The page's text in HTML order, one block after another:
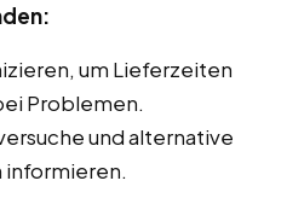
um Lieferzeiten
Problemen.
und alternative